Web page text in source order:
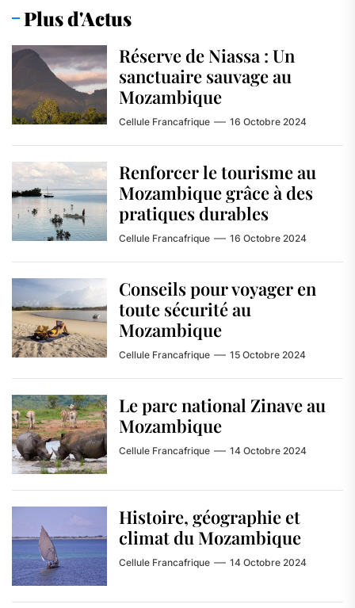
Plus d'Actus
Réserve de Niassa : Un
sanctuaire sauvage au
Mozambique
Cellule Francafrique 16 Octobre 2024
Renforcer le tourisme au
Mozambique grâce à des
pratiques durables
Cellule Francafrique 16 Octobre 2024
Conseils pour voyager en
toute sécurité au
Mozambique
Cellule Francafrique 15 Octobre 2024
Le parc national Zinave au
Mozambique
Cellule Francafrique 14 Octobre 2024
Histoire, géographie et
climat du Mozambique
Cellule Francafrique 14 Octobre 2024